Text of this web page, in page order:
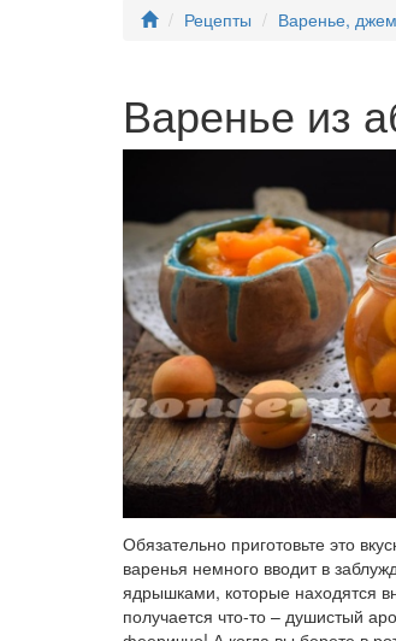
Рецепты Варенье, джем
Варенье из
Обязательно приготовьте это
варенья немного вводит в
ядрышками, которые находятся
получается что-то – душистый